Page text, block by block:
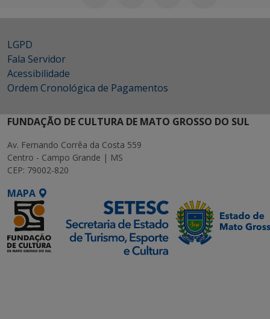
LGPD
Fala Servidor
Acessibilidade
Ordem Cronológica de Pagamentos
FUNDAÇÃO DE CULTURA DE MATO GROSSO DO SUL
Av. Fernando Corrêa da Costa 559
Centro - Campo Grande | MS
CEP: 79002-820
MAPA